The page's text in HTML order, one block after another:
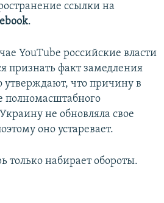
ссылки на
.
YouTube российские власти
признать факт замедления
утверждают, что причину в
полномасштабного
не обновляла свое
оно устаревает.
только набирает обороты.